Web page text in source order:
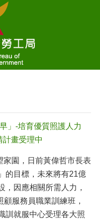
」-培育優質照護人力
計畫受理中
園，日前黃偉哲市長表
的目標，未來將有21億
，因應相關所需人力，
服務員職業訓練班，
訓就服中心受理各大照